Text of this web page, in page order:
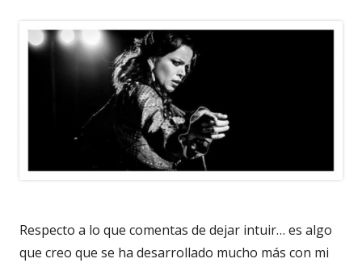
Respecto a lo que comentas de dejar intuir… es algo
que creo que se ha desarrollado mucho más con mi